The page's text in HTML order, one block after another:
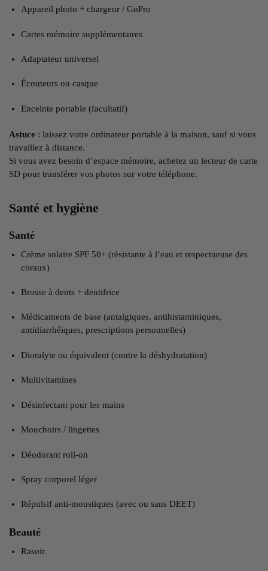
Appareil photo + chargeur / GoPro
Cartes mémoire supplémentaires
Adaptateur universel
Écouteurs ou casque
Enceinte portable (facultatif)
Astuce : laissez votre ordinateur portable à la maison, sauf si vous
travaillez à distance.
Si vous avez besoin d’espace mémoire, achetez un lecteur de carte
SD pour transférer vos photos sur votre téléphone.
Santé et hygiène
Santé
Crème solaire SPF 50+ (résistante à l’eau et respectueuse des
coraux)
Brosse à dents + dentifrice
Médicaments de base (antalgiques, antihistaminiques,
antidiarrhéiques, prescriptions personnelles)
Dioralyte ou équivalent (contre la déshydratation)
Multivitamines
Désinfectant pour les mains
Mouchoirs / lingettes
Déodorant roll-on
Spray corporel léger
Répulsif anti-moustiques (avec ou sans DEET)
Beauté
Rasoir